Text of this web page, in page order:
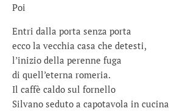
Poi
Entri dalla porta senza porta
ecco la vecchia casa che detesti,
l’inizio della perenne fuga
di quell’eterna romeria.
Il caffè caldo sul fornello
Silvano seduto a capotavola in cucina